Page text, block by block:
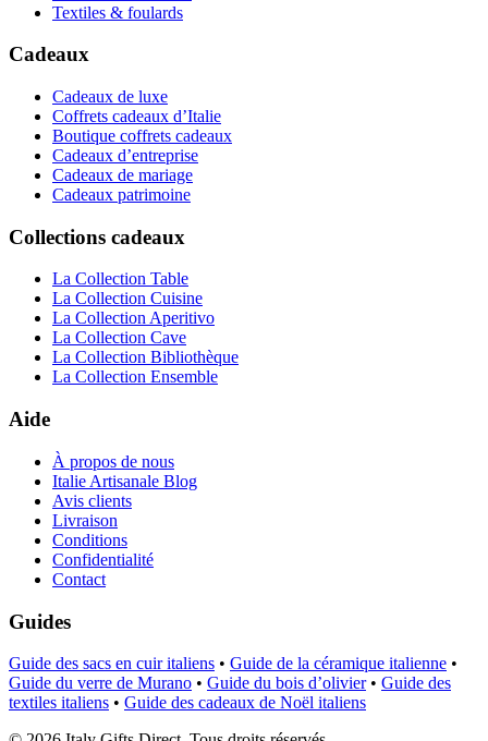
Textiles & foulards
Cadeaux
Cadeaux de luxe
Coffrets cadeaux d’Italie
Boutique coffrets cadeaux
Cadeaux d’entreprise
Cadeaux de mariage
Cadeaux patrimoine
Collections cadeaux
La Collection Table
La Collection Cuisine
La Collection Aperitivo
La Collection Cave
La Collection Bibliothèque
La Collection Ensemble
Aide
À propos de nous
Italie Artisanale Blog
Avis clients
Livraison
Conditions
Confidentialité
Contact
Guides
Guide des sacs en cuir italiens • Guide de la céramique italienne •
Guide du verre de Murano • Guide du bois d’olivier • Guide des
textiles italiens • Guide des cadeaux de Noël italiens